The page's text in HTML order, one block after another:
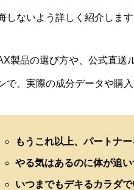
しないよう詳しく紹介します
製品の選び方や、公式直送
で、実際の成分データや購
もうこれ以上、パートナ
やる気はあるのに体が追
いつまでもデキるカラダ